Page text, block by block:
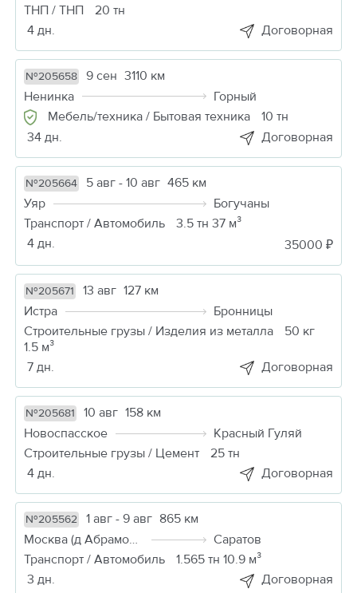
ТНП / ТНП
20 тн
4 дн.
Договорная
№205658 9 сен 3110 км
Ненинка
Горный
Мебель/техника / Бытовая техника
10 тн
34 дн.
Договорная
№205664 5 авг - 10 авг 465 км
Уяр
Богучаны
Транспорт / Автомобиль
3.5 тн 37 м³
4 дн.
35000 ₽
№205671 13 авг 127 км
Истра
Бронницы
Строительные грузы / Изделия из металла
50 кг
1.5 м³
7 дн.
Договорная
№205681 10 авг 158 км
Новоспасское
Красный Гуляй
Строительные грузы / Цемент
25 тн
4 дн.
Договорная
№205562 1 авг - 9 авг 865 км
Москва (д Абрамовка)
Саратов
Транспорт / Автомобиль
1.565 тн 10.9 м³
3 дн.
Договорная